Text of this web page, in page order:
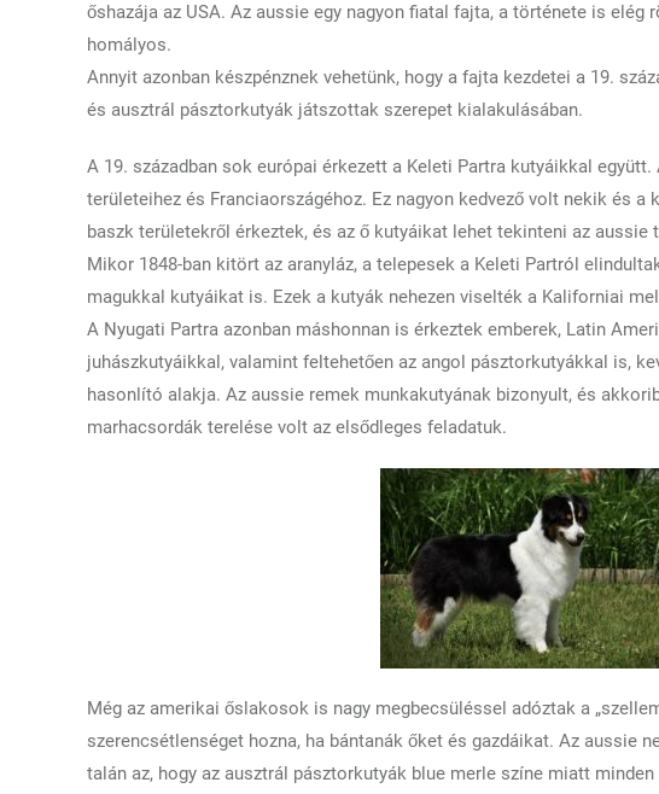
őshazája az USA. Az aussie egy nagyon fiatal fajta, a története is elég
homályos.
Annyit azonban készpénznek vehetünk, hogy a fajta kezdetei a 19.
és ausztrál pásztorkutyák játszottak szerepet kialakulásában.
A 19. században sok európai érkezett a Keleti Partra kutyáikkal
területeihez és Franciaországéhoz. Ez nagyon kedvező volt nekik és
baszk területekről érkeztek, és az ő kutyáikat lehet tekinteni az aussie
Mikor 1848-ban kitört az aranyláz, a telepesek a Keleti Partról
magukkal kutyáikat is. Ezek a kutyák nehezen viselték a Kaliforniai
A Nyugati Partra azonban máshonnan is érkeztek emberek, Latin
juhászkutyáikkal, valamint feltehetően az angol pásztorkutyákkal is,
hasonlító alakja. Az aussie remek munkakutyának bizonyult, és
marhacsordák terelése volt az elsődleges feladatuk.
Még az amerikai őslakosok is nagy megbecsüléssel adóztak a
szerencsétlenséget hozna, ha bántanák őket és gazdáikat. Az aussie
talán az, hogy az ausztrál pásztorkutyák blue merle színe miatt